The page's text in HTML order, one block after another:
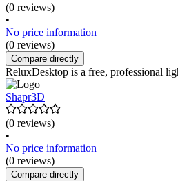
(0 reviews)
•
No price information
(0 reviews)
Compare directly
ReluxDesktop is a free, professional
Shapr3D
(0 reviews)
•
No price information
(0 reviews)
Compare directly